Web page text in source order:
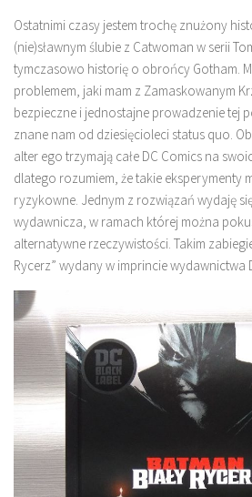
Ostatnimi czasy jestem trochę znużony
(nie)sławnym ślubie z Catwoman w serii
tymczasowo historię o obrońcy Gotham.
problemem, jaki mam z Zamaskowanym
bezpieczne i jednostajne prowadzenie tej
znane nam od dziesięcioleci status quo.
alter ego trzymają całe DC Comics na
dlatego rozumiem, że takie eksperymenty
ryzykowne. Jednym z rozwiązań wydaję
wydawnicza, w ramach której można
alternatywne rzeczywistości. Takim
Rycerz” wydany w imprincie wydawnictwa